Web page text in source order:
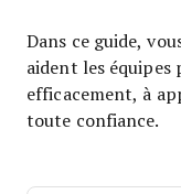
Dans ce guide,
aident les équipes
efficacement, à
toute confiance.